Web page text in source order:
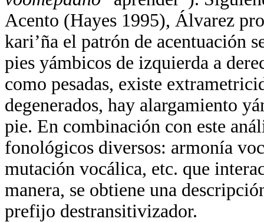
Acento (Hayes 1995), Álvarez
kari’ña el patrón de acentuación
pies yámbicos de izquierda a
como pesadas, existe
degenerados, hay alargamiento
pie. En combinación con este
fonológicos diversos: armonía
mutación vocálica, etc. que
manera, se obtiene una
prefijo destransitivizador.